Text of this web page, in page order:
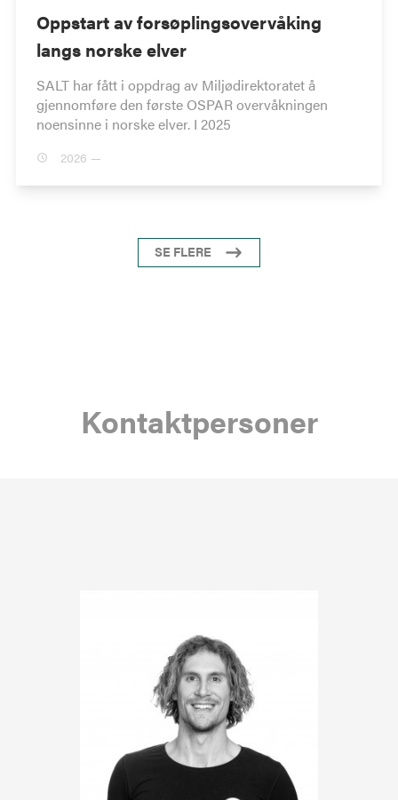
Oppstart av forsøplingsovervåking
langs norske elver
SALT har fått i oppdrag av Miljødirektoratet å
gjennomføre den første OSPAR overvåkningen
noensinne i norske elver. I 2025
2026 —
SE FLERE
Kontaktpersoner